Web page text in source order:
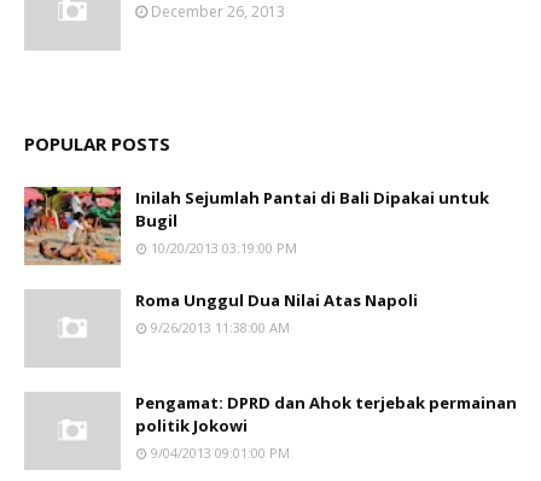
December 26, 2013
POPULAR POSTS
Inilah Sejumlah Pantai di Bali Dipakai untuk
Bugil
10/20/2013 03:19:00 PM
Roma Unggul Dua Nilai Atas Napoli
9/26/2013 11:38:00 AM
Pengamat: DPRD dan Ahok terjebak permainan
politik Jokowi
9/04/2013 09:01:00 PM